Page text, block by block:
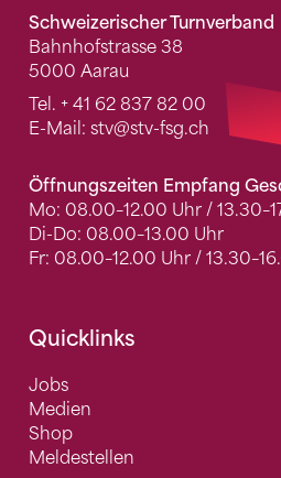
Schweizerischer Turnverband
Bahnhofstrasse 38
5000 Aarau
Tel. + 41 62 837 82 00
E-Mail: stv@stv-fsg.ch
Öffnungszeiten Empfang
Mo: 08.00–12.00 Uhr /
Di-Do: 08.00–13.00 Uhr
Fr: 08.00–12.00 Uhr /
Quicklinks
Jobs
Medien
Shop
Meldestellen